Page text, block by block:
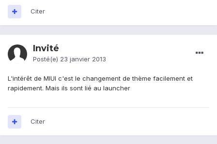
Citer
Invité
Posté(e) 23 janvier 2013
L'intérêt de MIUI c'est le changement de thème facilement et
rapidement. Mais ils sont lié au launcher
Citer